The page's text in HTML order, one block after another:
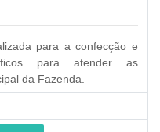
para a confecção e
para atender as
da Fazenda.